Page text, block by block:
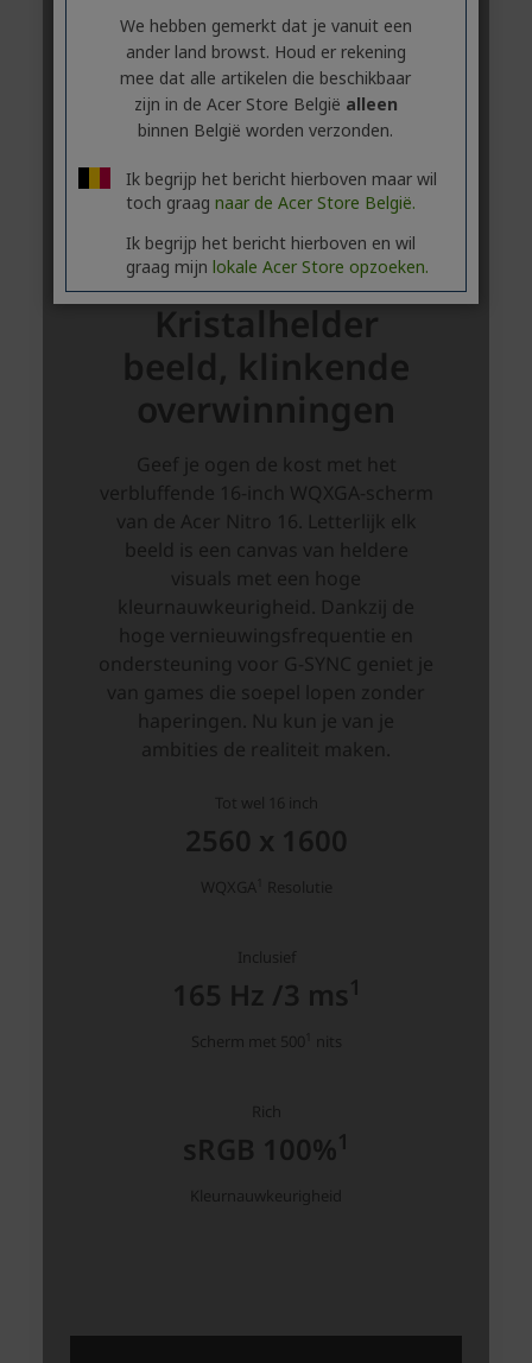
We hebben gemerkt dat je vanuit een
ander land browst. Houd er rekening
mee dat alle artikelen die beschikbaar
zijn in de Acer Store België alleen
binnen België worden verzonden.
Ik begrijp het bericht hierboven maar wil
toch graag naar de Acer Store België.
Ik begrijp het bericht hierboven en wil
graag mijn lokale Acer Store opzoeken.